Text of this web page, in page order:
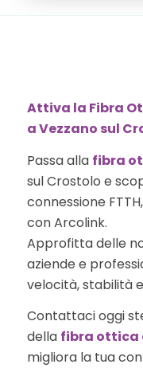
Attiva la Fibra
a Vezzano sul
Passa alla fibra
sul Crostolo e
connessione
con Arcolink.
Approfitta delle
aziende e
velocità, stabilità
Contattaci oggi
della fibra ottica
migliora la tua